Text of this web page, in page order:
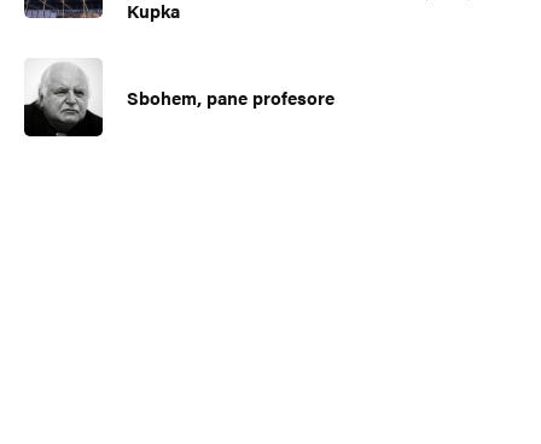
Kupka
Sbohem, pane profesore